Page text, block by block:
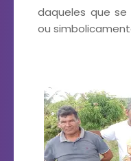
daqueles que
ou